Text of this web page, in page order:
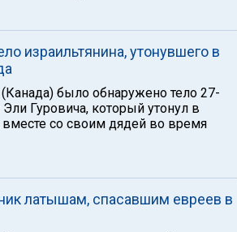
израильтянина, утонувшего в
было обнаружено тело 27-
Эли Гуровича, который утонул в
вместе со своим дядей во время
латышам, спасавшим евреев в